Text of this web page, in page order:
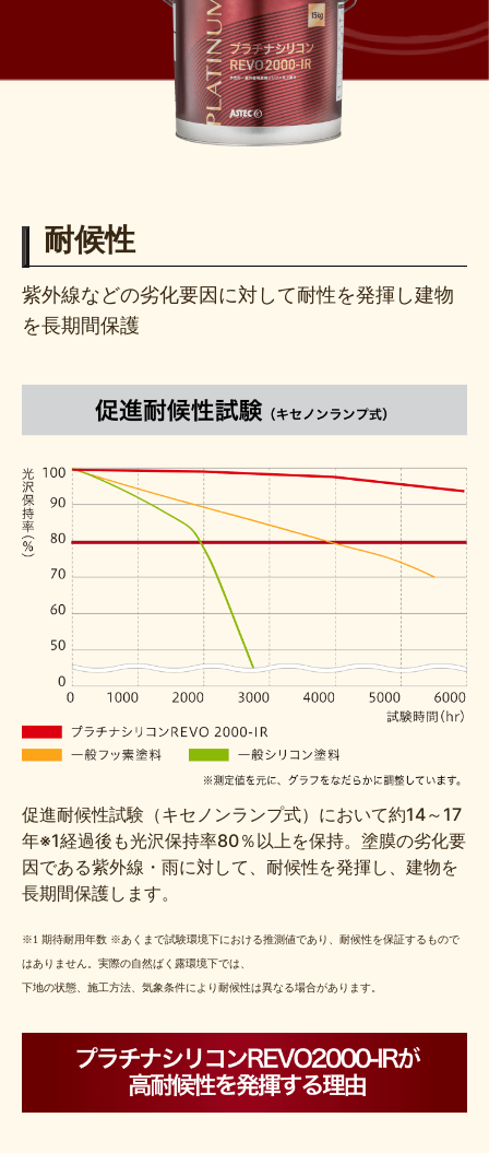
耐候性
紫外線などの劣化要因に対して耐性を発揮し建物
を長期間保護
促進耐候性試験（キセノンランプ式）において約14～17
年※1経過後も光沢保持率80％以上を保持。塗膜の劣化要
因である紫外線・雨に対して、耐候性を発揮し、建物を
長期間保護します。
※1 期待耐用年数 ※あくまで試験環境下における推測値であり、耐候性を保証するもので
はありません。実際の自然ばく露環境下では、
下地の状態、施工方法、気象条件により耐候性は異なる場合があります。